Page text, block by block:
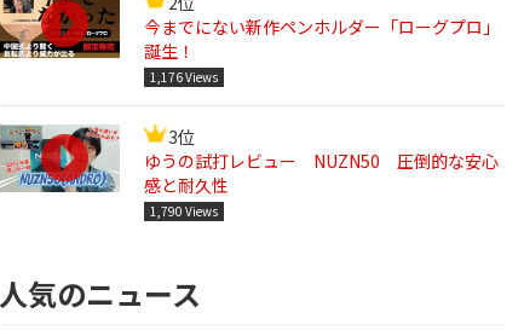
今までにない新作ペンホルダー「ローグプロ」
誕生！
1,176 Views
3位
ゆうの試打レビュー NUZN50 圧倒的な安心
感と耐久性
1,790 Views
人気のニュース